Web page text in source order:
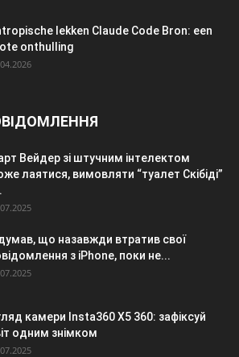
lekken Claude Code Bron: een
onthulling
Вейдер зі штучним інтелектом
лаятися, вимовляти “туалет Скібіді”
що назавжди втратив свої
з iPhone, поки не...
камери Insta360 X5 360: зафіксуй
одним знімком